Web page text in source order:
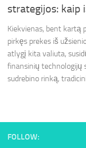
strategijos: kaip
Kiekvienas, bent kartą
pirkęs prekes iš
atlygį kita valiuta,
finansinių technologijų
sudrebino rinką,
FOLLOW: